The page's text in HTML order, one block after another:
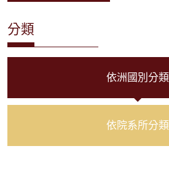
分類
依洲國別分類
依院系所分類